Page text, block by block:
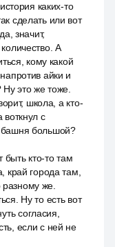
каких-то
сделать или вот
значит,
А
кому какой
айки и
это же тоже.
школа, а кто-
с
башня большой?
быть кто-то там
край города там,
разному же.
Ну то есть вот
согласия,
если с ней не